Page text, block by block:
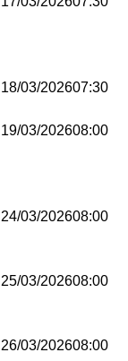
18/03/202607:30
19/03/202608:00
24/03/202608:00
25/03/202608:00
26/03/202608:00